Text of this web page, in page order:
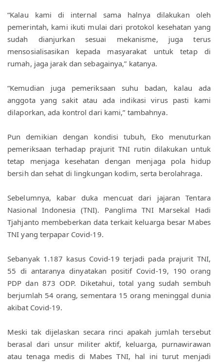
“Kalau kami di internal sama halnya dilakukan oleh
pemerintah, kami ikuti mulai dari protokol kesehatan yang
sudah dianjurkan sesuai mekanisme, juga terus
mensosialisasikan kepada masyarakat untuk tetap di
rumah, jaga jarak dan sebagainya,” katanya.
“Kemudian juga pemeriksaan suhu badan, kalau ada
anggota yang sakit atau ada indikasi virus pasti kami
dilaporkan, ada kontrol dari kami,” tambahnya.
Pun demikian dengan kondisi tubuh, Eko menuturkan
pemeriksaan terhadap prajurit TNI rutin dilakukan untuk
tetap menjaga kesehatan dengan menjaga pola hidup
bersih dan sehat di lingkungan kodim, serta berolahraga.
Sebelumnya, kabar duka mencuat dari jajaran Tentara
Nasional Indonesia (TNI). Panglima TNI Marsekal Hadi
Tjahjanto membeberkan data terkait keluarga besar Mabes
TNI yang terpapar Covid-19.
Sebanyak 1.187 kasus Covid-19 terjadi pada prajurit TNI,
55 di antaranya dinyatakan positif Covid-19, 190 orang
PDP dan 873 ODP. Diketahui, total yang sudah sembuh
berjumlah 54 orang, sementara 15 orang meninggal dunia
akibat Covid-19.
Meski tak dijelaskan secara rinci apakah jumlah tersebut
berasal dari unsur militer aktif, keluarga, purnawirawan
atau tenaga medis di Mabes TNI, hal ini turut menjadi